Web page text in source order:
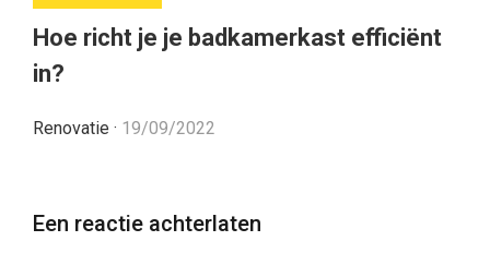
Hoe richt je je badkamerkast efficiënt
in?
Renovatie · 19/09/2022
Een reactie achterlaten